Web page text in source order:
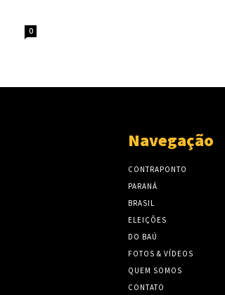
0
Navegação
CONTRAPONTO
PARANÁ
BRASIL
ELEIÇÕES
DO BAÚ
FOTOS & VÍDEOS
QUEM SOMOS
CONTATO